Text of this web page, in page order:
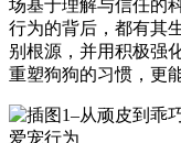
场基于理解与信任的
行为的背后，都有其
别根源，并用积极强
重塑狗狗的习惯，更